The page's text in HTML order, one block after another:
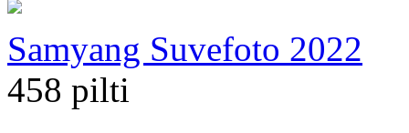
Samyang Suvefoto 2022
458 pilti